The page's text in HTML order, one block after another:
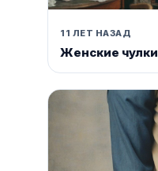
11 ЛЕТ НАЗАД
Женские чулки